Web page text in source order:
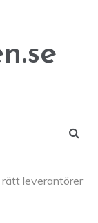
leverantörer